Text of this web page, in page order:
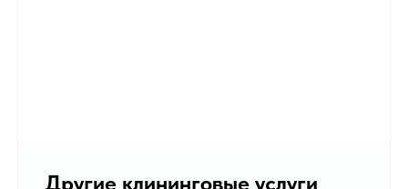
Другие клининговые услуги